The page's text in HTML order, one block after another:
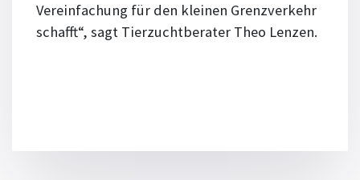
Vereinfachung für den kleinen Grenzverkehr
schafft“, sagt Tierzuchtberater Theo Lenzen.